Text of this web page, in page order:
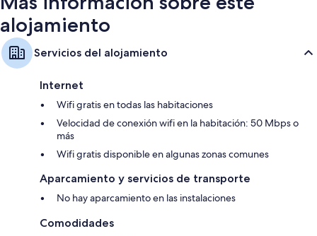
alojamiento
Servicios del alojamiento
Internet
Wifi gratis en todas las habitaciones
Velocidad de conexión wifi en la habitación: 50 Mbps o
más
Wifi gratis disponible en algunas zonas comunes
Aparcamiento y servicios de transporte
No hay aparcamiento en las instalaciones
Comodidades